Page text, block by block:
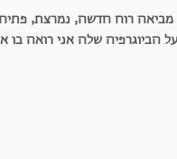
מביאה רוח חדשה, נמרצת,
הביוגרפיה שלה אני רואה בו